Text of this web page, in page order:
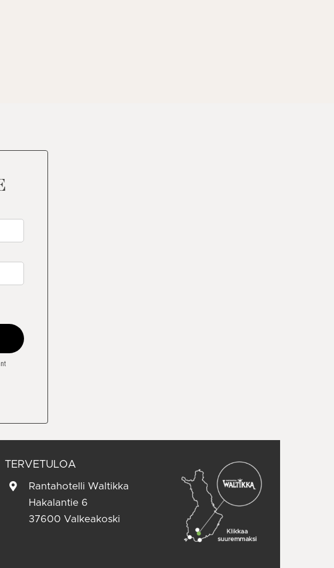
TERVETULOA
Rantahotelli Waltikka
Hakalantie 6
37600 Valkeakoski